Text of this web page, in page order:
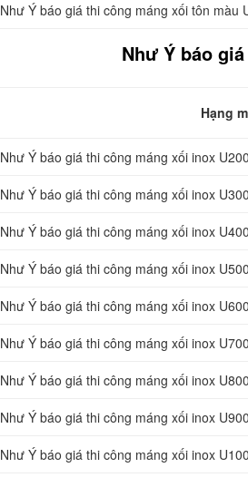
Như Ý báo giá thi công máng xối tôn màu
Như Ý báo
Hạng
Như Ý báo giá thi công máng xối inox
Như Ý báo giá thi công máng xối inox
Như Ý báo giá thi công máng xối inox
Như Ý báo giá thi công máng xối inox
Như Ý báo giá thi công máng xối inox
Như Ý báo giá thi công máng xối inox
Như Ý báo giá thi công máng xối inox
Như Ý báo giá thi công máng xối inox
Như Ý báo giá thi công máng xối inox